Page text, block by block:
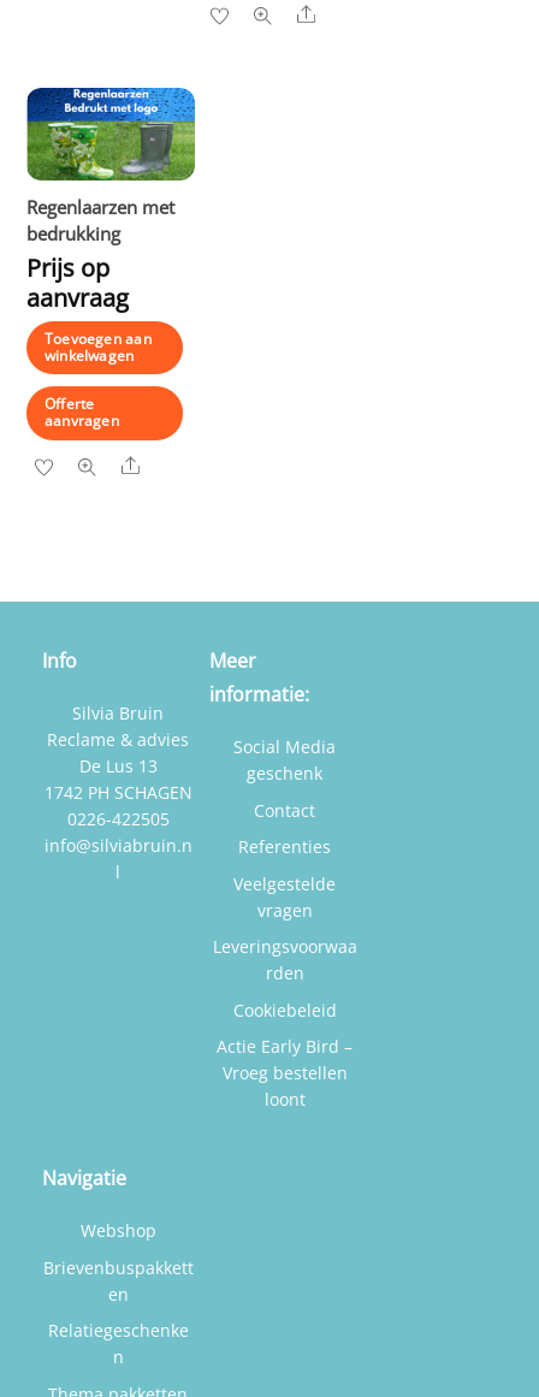
kan
gekozen
worden
op
de
productpagina
Share
Regenlaarzen met
bedrukking
Prijs op
aanvraag
Toevoegen aan
winkelwagen
Offerte
aanvragen
Share
Info
Silvia Bruin
Reclame & advies
De Lus 13
1742 PH SCHAGEN
0226-422505
info@silviabruin.n
l
Meer
informatie:
Social Media
geschenk
Contact
Referenties
Veelgestelde
vragen
Leveringsvoorwaa
rden
Cookiebeleid
Actie Early Bird –
Vroeg bestellen
loont
Navigatie
Webshop
Brievenbuspakkett
en
Relatiegeschenke
n